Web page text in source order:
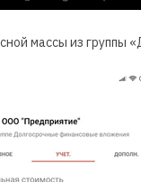
массы из группы